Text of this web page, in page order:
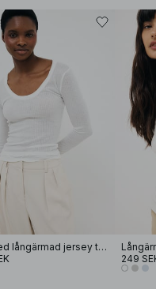
Layered långärmad jersey topp
249